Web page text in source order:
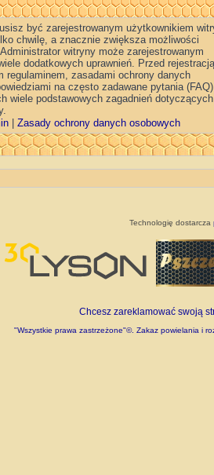
być zarejestrowanym użytkownikiem
chwilę, a znacznie zwiększa możliwości
witryny może zarejestrowanym
dodatkowych uprawnień. Przed rejestracją
regulaminem, zasadami ochrony danych
na często zadawane pytania
wiele podstawowych zagadnień dotyczących
Zasady ochrony danych osobowych
Technologię dostarcza
Chcesz zareklamować swoją
"Wszystkie prawa zastrzeżone"©. Zakaz powielania i